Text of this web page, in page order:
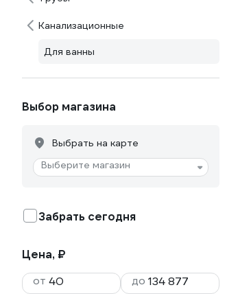
Канализационные
Для ванны
Выбор магазина
Выбрать на карте
Выберите магазин
Забрать сегодня
Цена, ₽
от
до